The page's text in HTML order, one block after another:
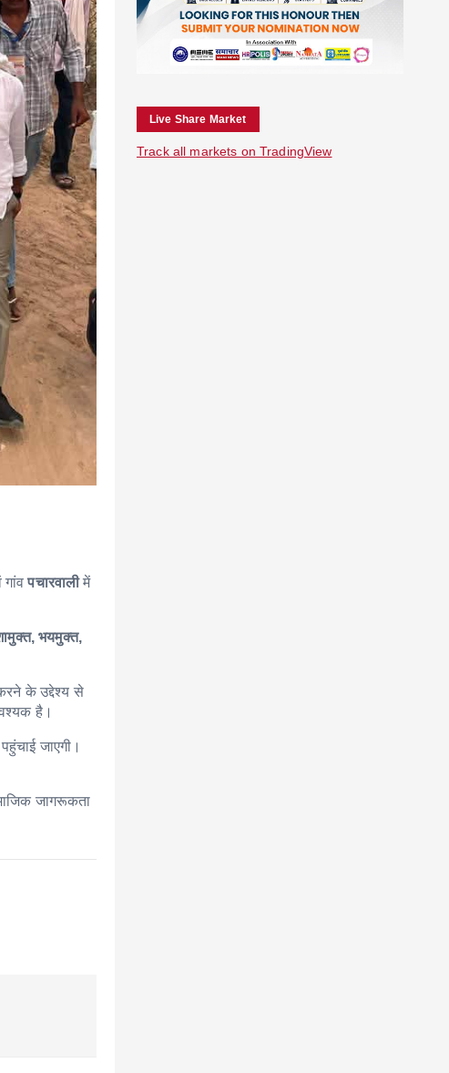
गांवपचारवालीमें
भयमुक्त,
के उद्देश्य से
है।
जाएगी।
जागरूकता
Live Share Market
Track all markets on TradingView